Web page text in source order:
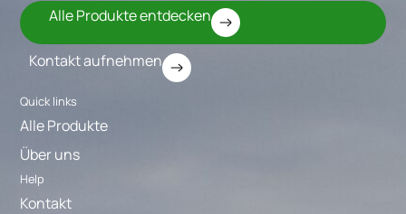
Alle Produkte entdecken
Kontakt aufnehmen
Quick links
Alle Produkte
Über uns
Help
Kontakt